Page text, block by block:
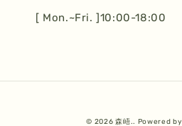
[ Mon.~Fri. ]10:00-18:00
© 2026 森峿.. Powered by